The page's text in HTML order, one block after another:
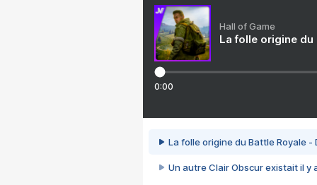
Hall of Game
La folle origine
0:00
La folle origine du Battle Royale -
Un autre Clair Obscur existait il y